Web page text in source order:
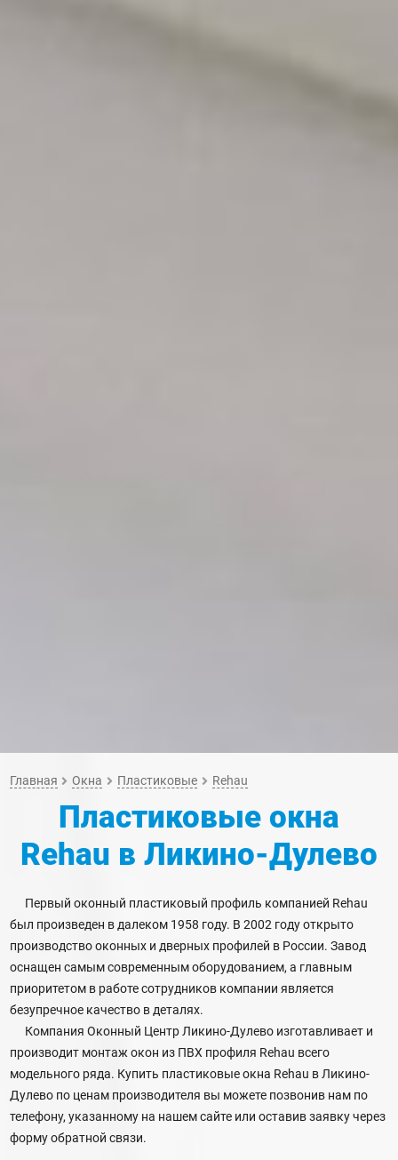
Главная Окна Пластиковые Rehau
Пластиковые окна
Rehau в Ликино-Дулево
Первый оконный пластиковый профиль компанией Rehau
был произведен в далеком 1958 году. В 2002 году открыто
производство оконных и дверных профилей в России. Завод
оснащен самым современным оборудованием, а главным
приоритетом в работе сотрудников компании является
безупречное качество в деталях.
Компания Оконный Центр Ликино-Дулево изготавливает и
производит монтаж окон из ПВХ профиля Rehau всего
модельного ряда. Купить пластиковые окна Rehau в Ликино-
Дулево по ценам производителя вы можете позвонив нам по
телефону, указанному на нашем сайте или оставив заявку через
форму обратной связи.